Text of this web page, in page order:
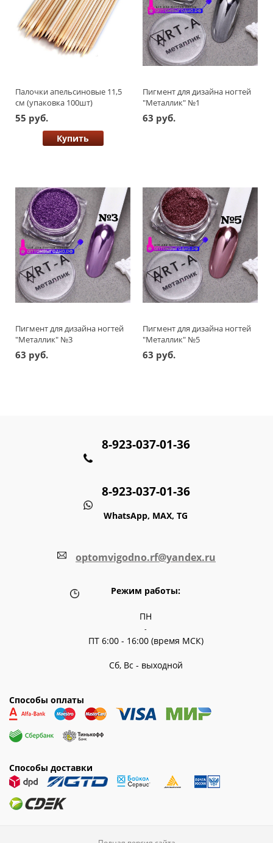
Палочки апельсиновые 11,5
см (упаковка 100шт)
55 руб.
Купить
Пигмент для дизайна ногтей
"Металлик" №1
63 руб.
Пигмент для дизайна ногтей
"Металлик" №3
63 руб.
Пигмент для дизайна ногтей
"Металлик" №5
63 руб.
8-923-037-01-36
8-923-037-01-36
WhatsApp, MAX, TG
optomvigodno.rf@yandex.ru
Режим работы:
ПН
-
ПТ 6:00 - 16:00 (время МСК)
Сб, Вс - выходной
Способы оплаты
Способы доставки